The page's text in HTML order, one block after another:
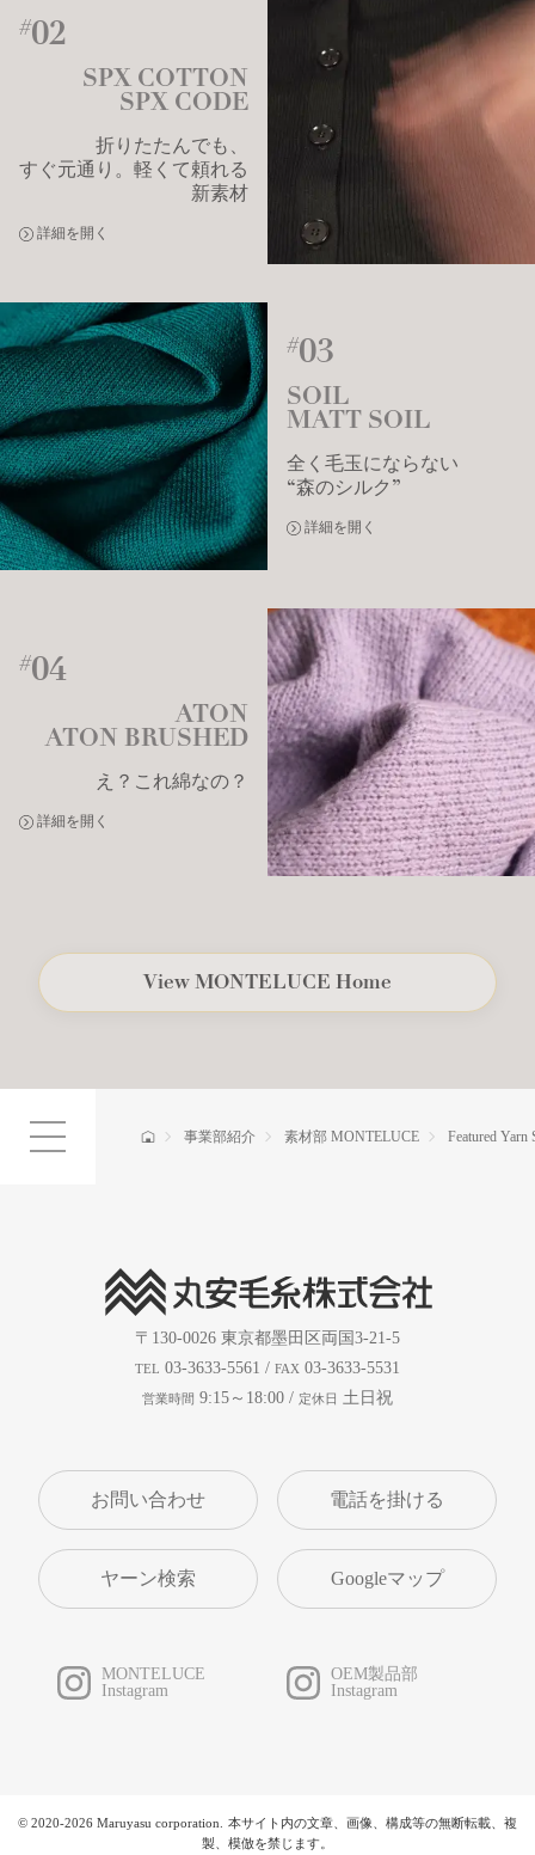
#02
SPX COTTON
SPX CODE
折りたたんでも、
すぐ元通り。軽くて頼れる
新素材
詳細を開く
#03
SOIL
MATT SOIL
全く毛玉にならない
“森のシルク”
詳細を開く
#04
ATON
ATON BRUSHED
え？これ綿なの？
詳細を開く
View MONTELUCE Home
事業部紹介 素材部 MONTELUCE Featured Yarn
〒130-0026 東京都墨田区両国3-21-5
TEL 03-3633-5561 / FAX 03-3633-5531
営業時間 9:15～18:00 / 定休日 土日祝
お問い合わせ
ヤーン検索 Googleマップ
MONTELUCE
Instagram
OEM製品部
Instagram
© 2020-2026 Maruyasu corporation.
本サイト内の文章、画像、構成等の無断転載、複
製、模倣を禁じます。